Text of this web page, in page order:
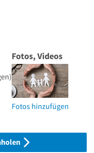
Fotos, Videos
Fotos hinzufügen